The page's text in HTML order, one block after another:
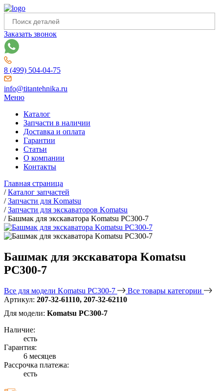
Заказать звонок
8 (499) 504-04-75
info@titantehnika.ru
Меню
Каталог
Запчасти в наличии
Доставка и оплата
Гарантии
Статьи
О компании
Контакты
Главная страница
/Каталог запчастей
/Запчасти для Komatsu
/Запчасти для экскаваторов Komatsu
/Башмак для экскаватора Komatsu PC300-7
Башмак для экскаватора Komatsu
PC300-7
Все для модели Komatsu PC300-7
Все товары категории
Артикул: 207-32-61110, 207-32-62110
Для модели: Komatsu PC300-7
Наличие:
есть
Гарантия:
6 месяцев
Рассрочка платежа:
есть